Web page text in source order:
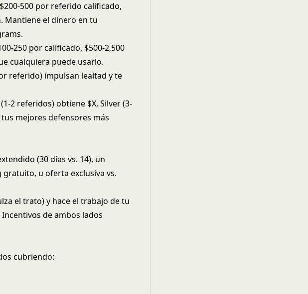
500 por referido calificado,
Mantiene el dinero en tu
.
250 por calificado, $500-2,500
cualquiera puede usarlo.
referido) impulsan lealtad y te
2 referidos) obtiene $X, Silver (3-
tus mejores defensores más
(30 días vs. 14), un
u oferta exclusiva vs.
el trato) y hace el trabajo de tu
de ambos lados
cubriendo: